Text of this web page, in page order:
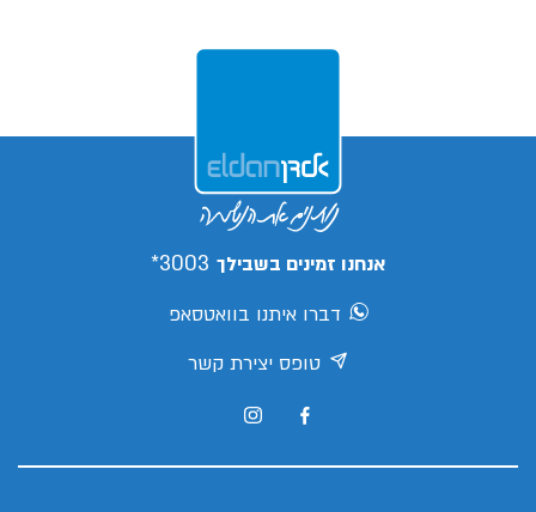
אנחנו זמינים בשבילך 3003*
דברו איתנו בוואטסאפ
טופס יצירת קשר